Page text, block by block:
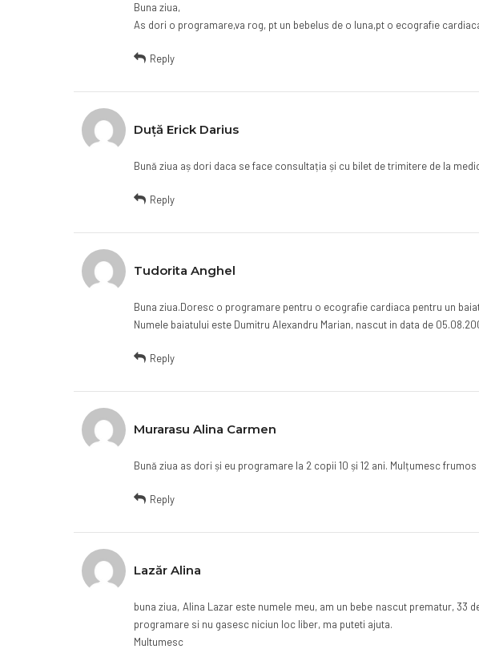
Buna ziua,
As dori o programare,va rog, pt un bebelus de o luna,pt o ecografie
Reply
Duță Erick Darius
Bună ziua aș dori daca se face consultația și cu bilet de trimitere de la
Reply
Tudorita Anghel
Buna ziua.Doresc o programare pentru o ecografie cardiaca pentru un
Numele baiatului este Dumitru Alexandru Marian, nascut in data de
Reply
Murarasu Alina Carmen
Bună ziua as dori și eu programare la 2 copii 10 și 12 ani. Mulțumesc frumos
Reply
Lazăr Alina
buna ziua, Alina Lazar este numele meu, am un bebe nascut prematur,
programare si nu gasesc niciun loc liber, ma puteti ajuta.
Multumesc